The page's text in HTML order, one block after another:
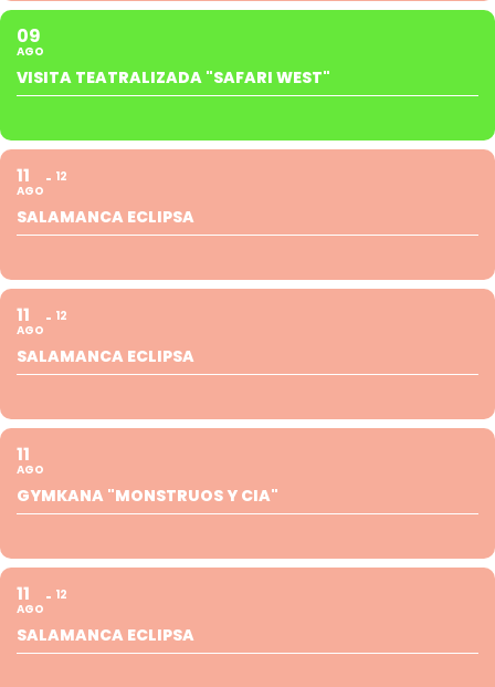
09
AGO
VISITA TEATRALIZADA "SAFARI WEST"
11
AGO
12
SALAMANCA ECLIPSA
11
AGO
12
SALAMANCA ECLIPSA
11
AGO
GYMKANA "MONSTRUOS Y CIA"
11
AGO
12
SALAMANCA ECLIPSA